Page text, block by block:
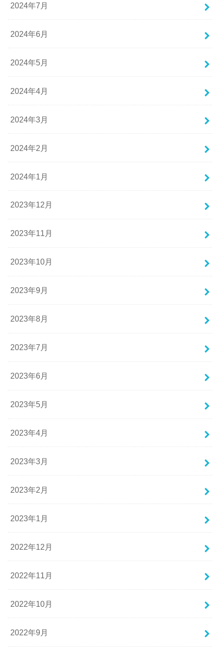
2024年7月
2024年6月
2024年5月
2024年4月
2024年3月
2024年2月
2024年1月
2023年12月
2023年11月
2023年10月
2023年9月
2023年8月
2023年7月
2023年6月
2023年5月
2023年4月
2023年3月
2023年2月
2023年1月
2022年12月
2022年11月
2022年10月
2022年9月